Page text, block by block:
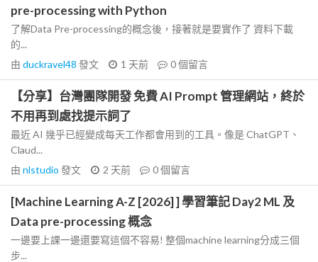
pre-processing with Python
了解Data Pre-processing的概念後，接著就是要實作了 資料下載
的...
由 duckravel48 發文 1 天前 0個留言
【分享】台灣團隊開發 免費 AI Prompt 管理網站，終於
不用再到處找提示詞了
最近 AI 幾乎已經變成每天工作都會用到的工具。像是 ChatGPT、
Claud...
由 nlstudio 發文 2 天前 0個留言
[Machine Learning A-Z [2026] ] 學習筆記 Day2 ML 及
Data pre-processing 概念
一邊要上課一邊還要寫這個不容易! 整個machine learning分成三個
步...